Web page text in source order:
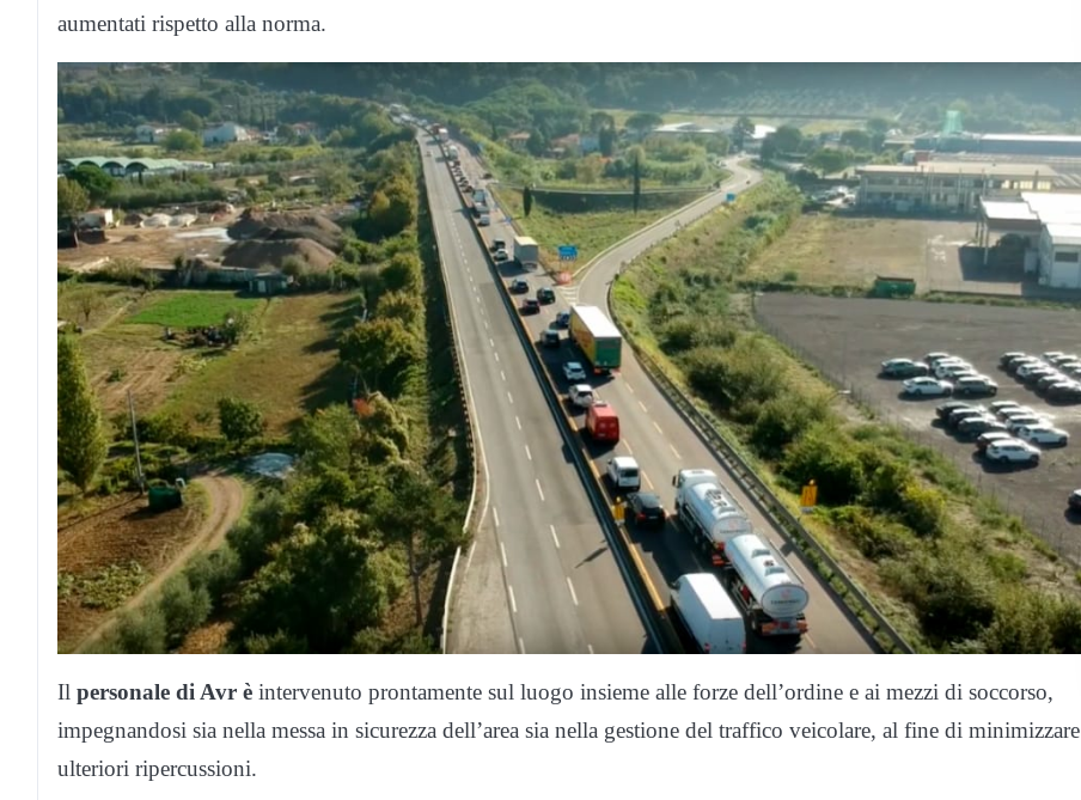
aumentati rispetto alla norma.
Il personale di Avr è intervenuto prontamente sul luogo insieme alle forze dell’ordine e ai mezzi di soccorso,
impegnandosi sia nella messa in sicurezza dell’area sia nella gestione del traffico veicolare, al fine di minimizzare
ulteriori ripercussioni.